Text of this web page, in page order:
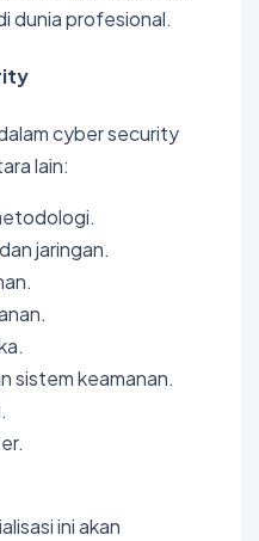
dunia profesional.
cyber security
lain:
jaringan.
sistem keamanan.
ini akan